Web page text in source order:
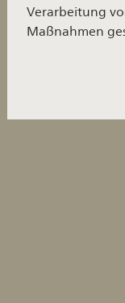
Verarbeitung
Maßnahmen